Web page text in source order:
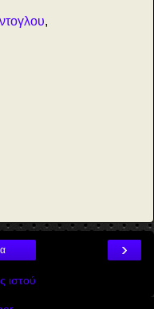
,
›
ιστού